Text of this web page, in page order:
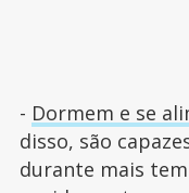
- Dormem e se
disso, são
durante mais